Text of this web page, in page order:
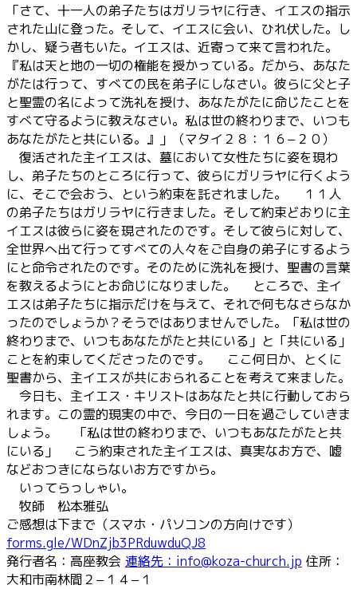
「さて、十一人の弟子たちはガリラヤに行き、イエスの指示
された山に登った。そして、イエスに会い、ひれ伏した。し
かし、疑う者もいた。イエスは、近寄って来て言われた。
『私は天と地の一切の権能を授かっている。だから、あなた
がたは行って、すべての民を弟子にしなさい。彼らに父と子
と聖霊の名によって洗礼を授け、あなたがたに命じたことを
すべて守るように教えなさい。私は世の終わりまで、いつも
あなたがたと共にいる。』」（マタイ２８：１６−２０）
復活された主イエスは、墓において女性たちに姿を現わ
し、弟子たちのところに行って、彼らにガリラヤに行くよう
に、そこで会おう、という約束を託されました。 １１人
の弟子たちはガリラヤに行きました。そして約束どおりに主
イエスは彼らに姿を現されたのです。そして彼らに対して、
全世界へ出て行ってすべての人々をご自身の弟子にするよう
にと命令されたのです。そのために洗礼を授け、聖書の言葉
を教えるようにとお命じになりました。 ところで、主イ
エスは弟子たちに指示だけを与えて、それで何もなさらなか
ったのでしょうか？そうではありませんでした。「私は世の
終わりまで、いつもあなたがたと共にいる」と「共にいる」
ことを約束してくださったのです。 ここ何日か、とくに
聖書から、主イエスが共におられることを考えて来ました。
今日も、主イエス・キリストはあなたと共に行動しておら
れます。この霊的現実の中で、今日の一日を過ごしていきま
しょう。 「私は世の終わりまで、いつもあなたがたと共
にいる」 こう約束された主イエスは、真実なお方で、嘘
などおつきにならないお方ですから。
いってらっしゃい。
牧師 松本雅弘
ご感想は下まで（スマホ・パソコンの方向けです）
forms.gle/WDnZjb3PRduwduQJ8
発行者名：高座教会 連絡先：info@koza-church.jp 住所：
大和市南林間２−１４−１